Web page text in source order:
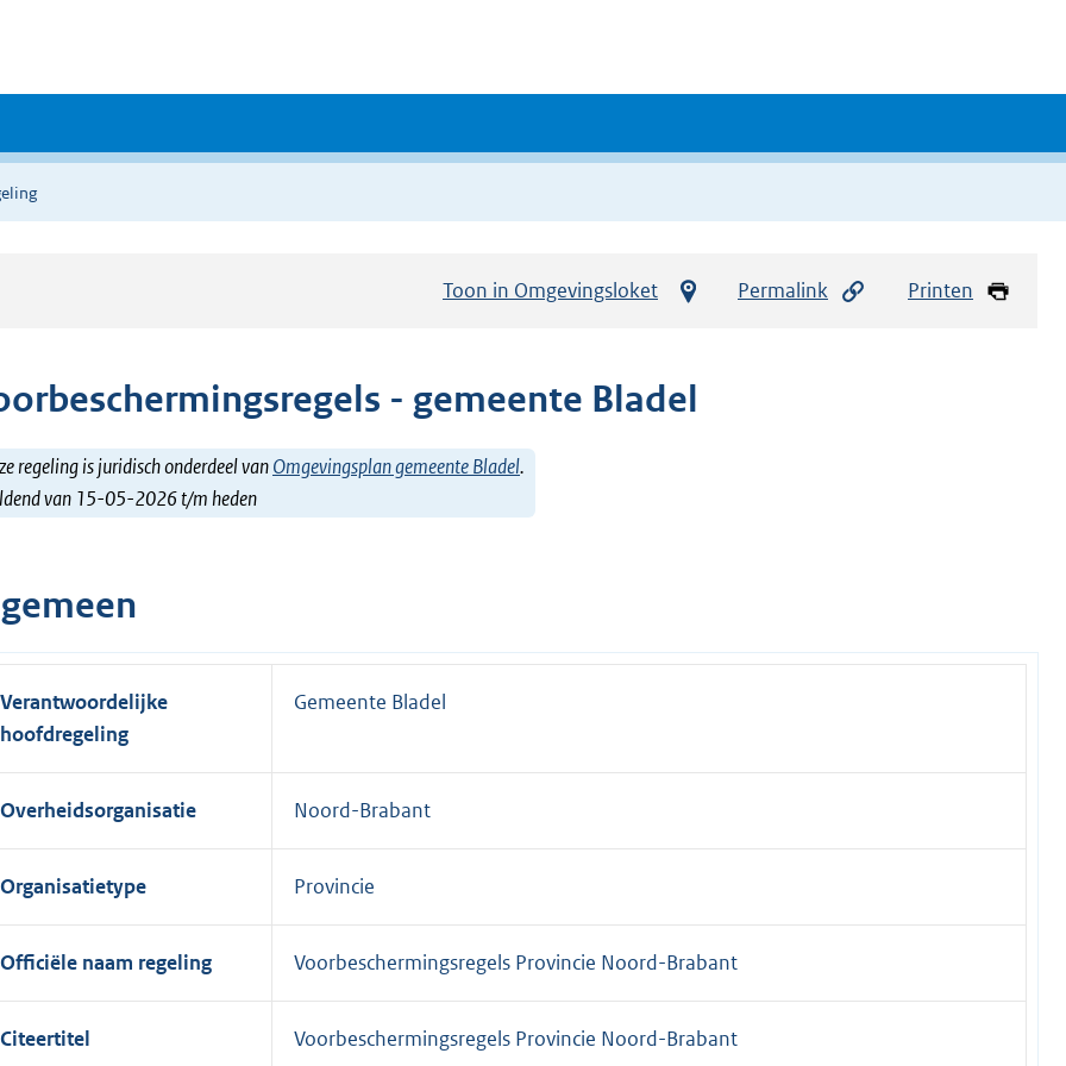
Toon in Omgevingsloket Permalink Printen
- gemeente Bladel
regeling is juridisch onderdeel vanOmgevingsplan gemeente Bladel.
van 15-05-2026 t/m heden
Verantwoordelijke
hoofdregeling
Gemeente Bladel
Overheidsorganisatie Noord-Brabant
Organisatietype Provincie
Officiële naam regeling Voorbeschermingsregels Provincie Noord-Brabant
Citeertitel Voorbeschermingsregels Provincie Noord-Brabant